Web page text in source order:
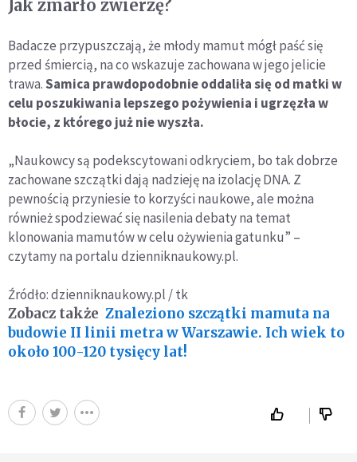
Jak zmarło zwierzę?
Badacze przypuszczają, że młody mamut mógł paść się
przed śmiercią, na co wskazuje zachowana w jego jelicie
trawa.Samica prawdopodobnie oddaliła się od matki w
celu poszukiwania lepszego pożywienia i ugrzęzła w
błocie, z którego już nie wyszła.
„Naukowcy są podekscytowani odkryciem, bo tak dobrze
zachowane szczątki dają nadzieję na izolację DNA. Z
pewnością przyniesie to korzyści naukowe, ale można
również spodziewać się nasilenia debaty na temat
klonowania mamutów w celu ożywienia gatunku” –
czytamy na portalu dzienniknaukowy.pl.
Źródło: dzienniknaukowy.pl / tk
Zobacz także Znaleziono szczątki mamuta na
budowie II linii metra w Warszawie. Ich wiek to
około 100-120 tysięcy lat!